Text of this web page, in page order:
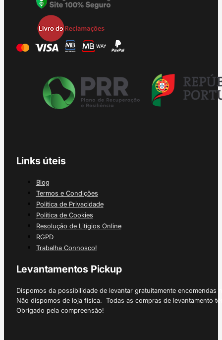
Links úteis
Blog
Termos e Condições
Política de Privacidade
Política de Cookies
Resolução de Litígios Online
RGPD
Trabalha Connosco!
Levantamentos Pickup
Dispomos da possibilidade de levantar gratuitamente
Não dispomos de loja física. Todas as compras de levantamento
Obrigado pela compreensão!